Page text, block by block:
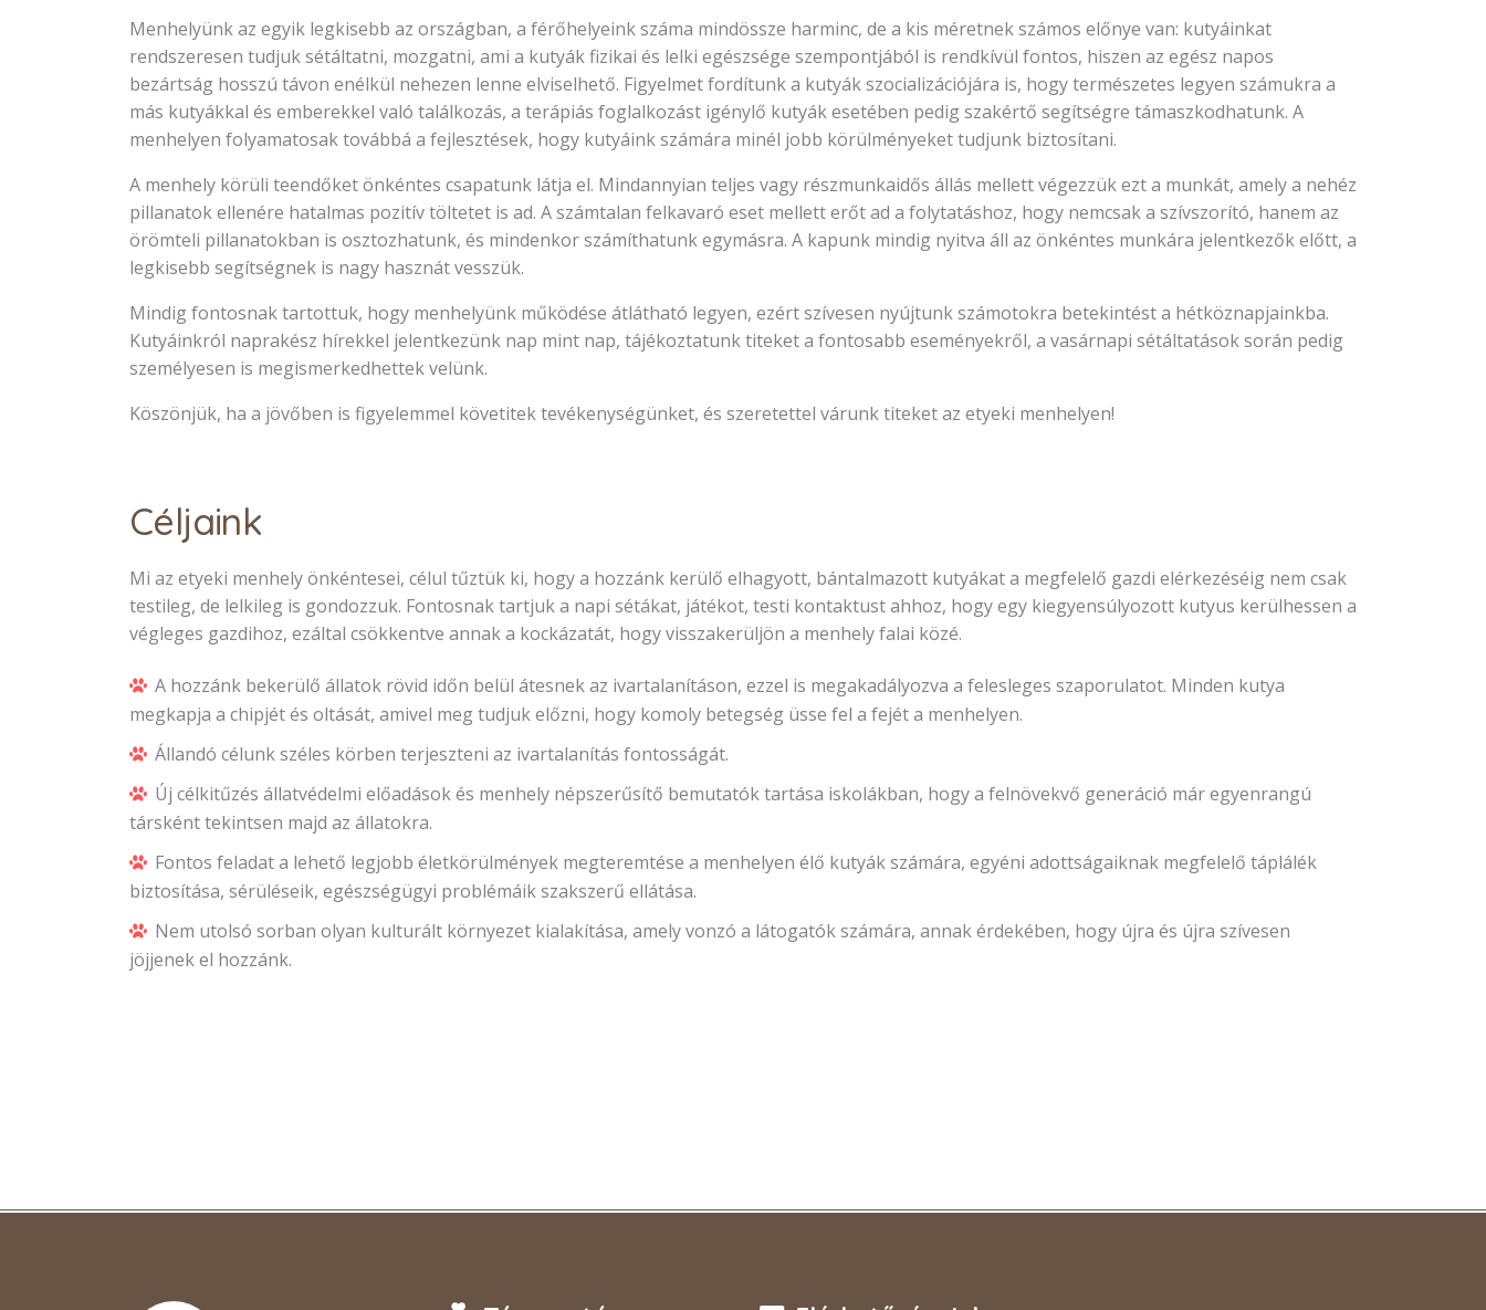
Menhelyünk az egyik legkisebb az országban, a férőhelyeink száma mindössze harminc, de a kis méretnek számos előnye van: kutyáinkat
rendszeresen tudjuk sétáltatni, mozgatni, ami a kutyák fizikai és lelki egészsége szempontjából is rendkívül fontos, hiszen az egész napos
bezártság hosszú távon enélkül nehezen lenne elviselhető. Figyelmet fordítunk a kutyák szocializációjára is, hogy természetes legyen számukra a
más kutyákkal és emberekkel való találkozás, a terápiás foglalkozást igénylő kutyák esetében pedig szakértő segítségre támaszkodhatunk. A
menhelyen folyamatosak továbbá a fejlesztések, hogy kutyáink számára minél jobb körülményeket tudjunk biztosítani.
A menhely körüli teendőket önkéntes csapatunk látja el. Mindannyian teljes vagy részmunkaidős állás mellett végezzük ezt a munkát, amely a nehéz
pillanatok ellenére hatalmas pozitív töltetet is ad. A számtalan felkavaró eset mellett erőt ad a folytatáshoz, hogy nemcsak a szívszorító, hanem az
örömteli pillanatokban is osztozhatunk, és mindenkor számíthatunk egymásra. A kapunk mindig nyitva áll az önkéntes munkára jelentkezők előtt, a
legkisebb segítségnek is nagy hasznát vesszük.
Mindig fontosnak tartottuk, hogy menhelyünk működése átlátható legyen, ezért szívesen nyújtunk számotokra betekintést a hétköznapjainkba.
Kutyáinkról naprakész hírekkel jelentkezünk nap mint nap, tájékoztatunk titeket a fontosabb eseményekről, a vasárnapi sétáltatások során pedig
személyesen is megismerkedhettek velünk.
Köszönjük, ha a jövőben is figyelemmel követitek tevékenységünket, és szeretettel várunk titeket az etyeki menhelyen!
Céljaink
Mi az etyeki menhely önkéntesei, célul tűztük ki, hogy a hozzánk kerülő elhagyott, bántalmazott kutyákat a megfelelő gazdi elérkezéséig nem csak
testileg, de lelkileg is gondozzuk. Fontosnak tartjuk a napi sétákat, játékot, testi kontaktust ahhoz, hogy egy kiegyensúlyozott kutyus kerülhessen a
végleges gazdihoz, ezáltal csökkentve annak a kockázatát, hogy visszakerüljön a menhely falai közé.
A hozzánk bekerülő állatok rövid időn belül átesnek az ivartalanításon, ezzel is megakadályozva a felesleges szaporulatot. Minden kutya
megkapja a chipjét és oltását, amivel meg tudjuk előzni, hogy komoly betegség üsse fel a fejét a menhelyen.
Állandó célunk széles körben terjeszteni az ivartalanítás fontosságát.
Új célkitűzés állatvédelmi előadások és menhely népszerűsítő bemutatók tartása iskolákban, hogy a felnövekvő generáció már egyenrangú
társként tekintsen majd az állatokra.
Fontos feladat a lehető legjobb életkörülmények megteremtése a menhelyen élő kutyák számára, egyéni adottságaiknak megfelelő táplálék
biztosítása, sérüléseik, egészségügyi problémáik szakszerű ellátása.
Nem utolsó sorban olyan kulturált környezet kialakítása, amely vonzó a látogatók számára, annak érdekében, hogy újra és újra szívesen
jöjjenek el hozzánk.